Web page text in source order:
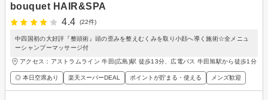
bouquet HAIR&SPA
4.4
(22件)
中四国初の大好評『整頭術』頭の歪みを整えむくみを取り小顔へ導く施術☆全メニュ
ーシャンプーマッサージ付
アクセス：アストラムライン 牛田(広島)駅 徒歩13分、広電バス 牛田旭駅から徒歩1分
◎ 本日空席あり 楽天スーパーDEAL ポイントが貯まる・使える メンズ歓迎